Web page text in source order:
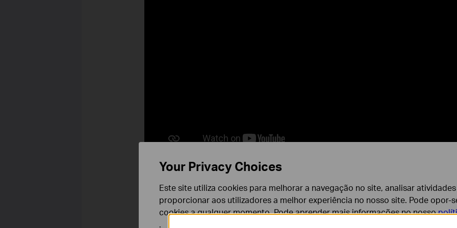
Or refer to these steps to reset the bulb:
For LB130, KL110B 1.0, KL120, KL110 1.0, KL130B 1.0, KL130 1.0, LB230,
Your Privacy Choices
Este site utiliza cookies para melhorar a navegação no site, analisar
proporcionar aos utilizadores a melhor experiência no nosso site. Pode opor-
cookies a qualquer momento. Pode aprender mais informações no nosso
.